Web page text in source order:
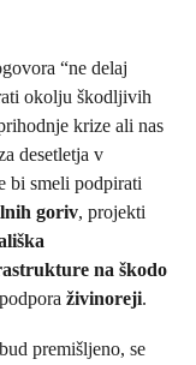
“ne delaj
okolju škodljivih
krize ali nas
desetletja v
bi smeli podpirati
goriv, projekti
na škodo
živinoreji.
premišljeno, se